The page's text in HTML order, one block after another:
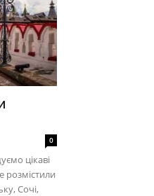
0
цікаві
розмістили
Сочі,